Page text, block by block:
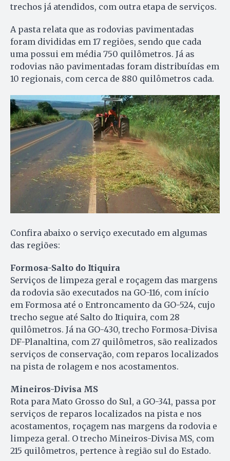
trechos já atendidos, com outra etapa de serviços.
A pasta relata que as rodovias pavimentadas
foram divididas em 17 regiões, sendo que cada
uma possui em média 750 quilômetros. Já as
rodovias não pavimentadas foram distribuídas em
10 regionais, com cerca de 880 quilômetros cada.
Confira abaixo o serviço executado em algumas
das regiões:
Formosa-Salto do Itiquira
Serviços de limpeza geral e roçagem das margens
da rodovia são executados na GO-116, com início
em Formosa até o Entroncamento da GO-524, cujo
trecho segue até Salto do Itiquira, com 28
quilômetros. Já na GO-430, trecho Formosa-Divisa
DF-Planaltina, com 27 quilômetros, são realizados
serviços de conservação, com reparos localizados
na pista de rolagem e nos acostamentos.
Mineiros-Divisa MS
Rota para Mato Grosso do Sul, a GO-341, passa por
serviços de reparos localizados na pista e nos
acostamentos, roçagem nas margens da rodovia e
limpeza geral. O trecho Mineiros-Divisa MS, com
215 quilômetros, pertence à região sul do Estado.